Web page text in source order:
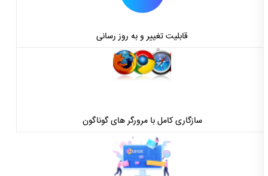
قابلیت تغییر و به روز رسانی
سازگاری کامل با مرورگر های گوناگون